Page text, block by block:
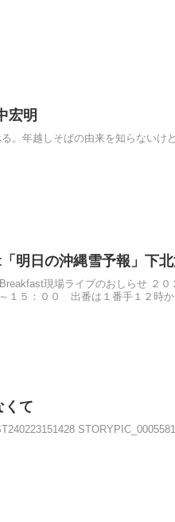
宏明
。年越しそばの由来を知らないけど
明日の沖縄雪予報」下
現場ライブのおしらせ ２
１５：００ 出番は１番手１２時
くて